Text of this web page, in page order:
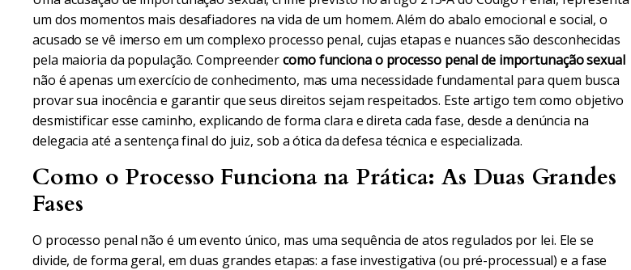
um dos momentos mais desafiadores na vida de um homem. Além do abalo emocional e social, o
acusado se vê imerso em um complexo processo penal, cujas etapas e nuances são desconhecidas
pela maioria da população. Compreendercomo funciona o processo penal de importunação sexual
não é apenas um exercício de conhecimento, mas uma necessidade fundamental para quem busca
provar sua inocência e garantir que seus direitos sejam respeitados. Este artigo tem como objetivo
desmistificar esse caminho, explicando de forma clara e direta cada fase, desde a denúncia na
delegacia até a sentença final do juiz, sob a ótica da defesa técnica e especializada.
Como o Processo Funciona na Prática: As Duas Grandes
Fases
O processo penal não é um evento único, mas uma sequência de atos regulados por lei. Ele se
divide, de forma geral, em duas grandes etapas: a fase investigativa (ou pré-processual) e a fase